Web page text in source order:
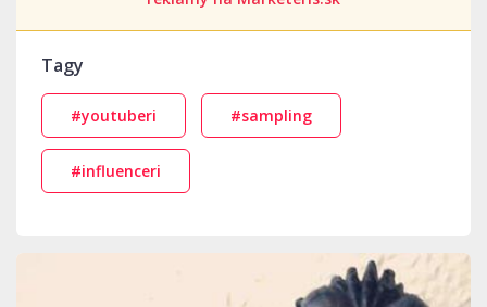
Tagy
#youtuberi #sampling
#influenceri